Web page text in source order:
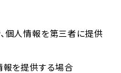
個人情報を第三者に提供
報を提供する場合